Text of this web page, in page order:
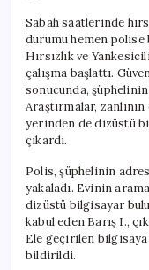
Sabah saatlerinde
durumu hemen polise
Hırsızlık ve
çalışma başlattı.
sonucunda,
Araştırmalar,
yerinden de dizüstü
çıkardı.
Polis, şüphelinin
yakaladı. Evinin
dizüstü bilgisayar
kabul eden Barış I.,
Ele geçirilen
bildirildi.